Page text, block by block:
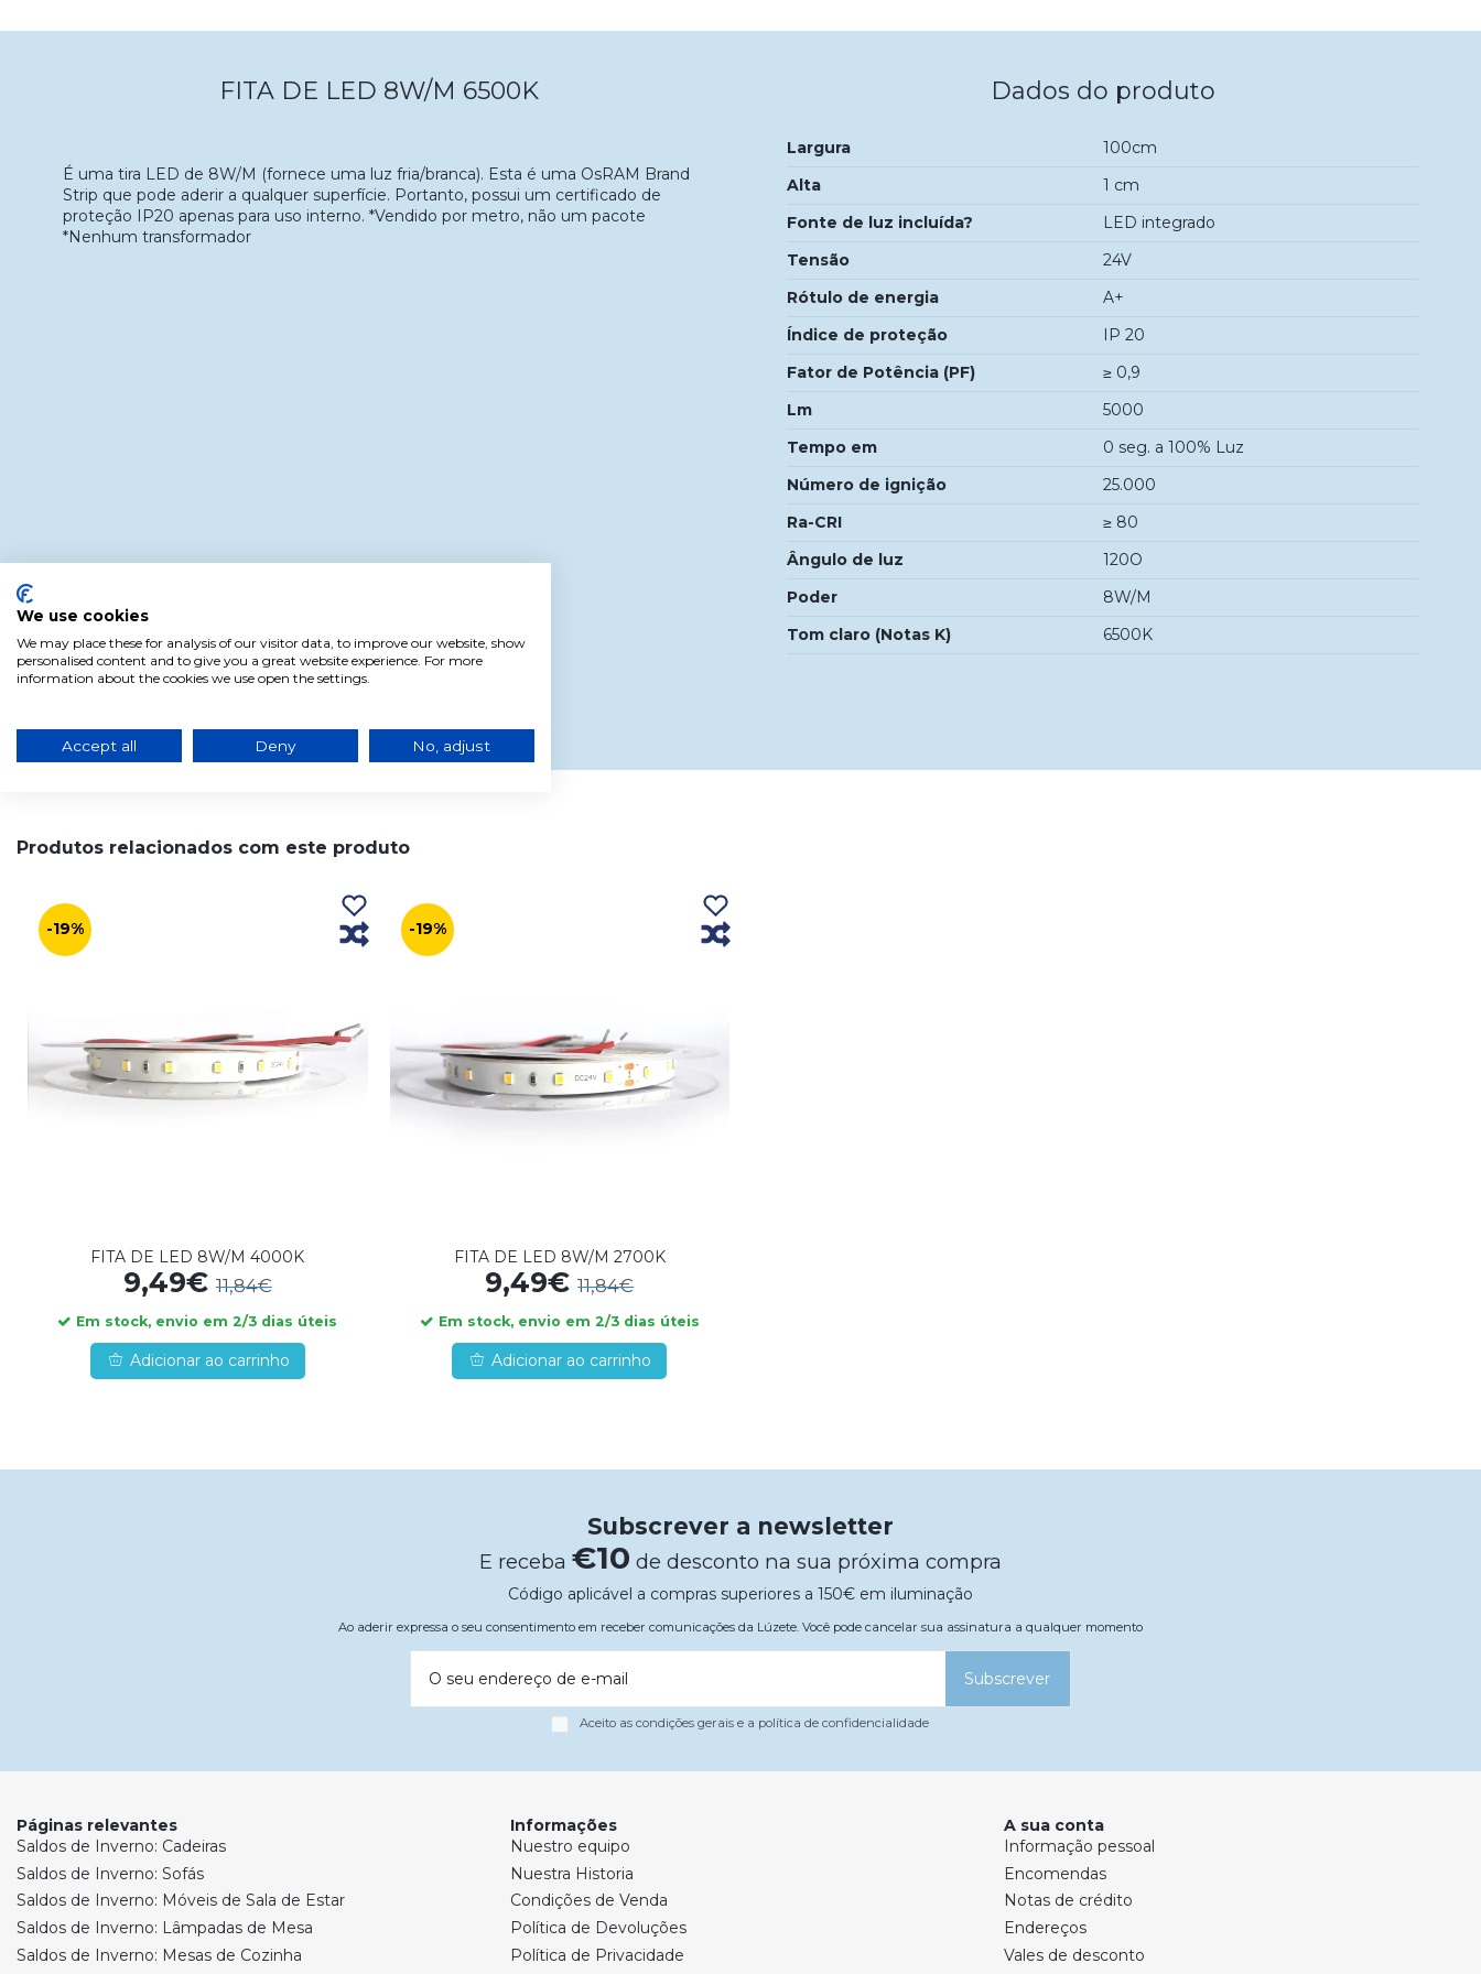
FITA DE LED 8W/M 6500K
É uma tira LED de 8W/M (fornece uma luz fria/branca). Esta é uma OsRAM Brand
Strip que pode aderir a qualquer superfície. Portanto, possui um certificado de
proteção IP20 apenas para uso interno. *Vendido por metro, não um pacote
*Nenhum transformador
Dados do produto
Largura
100cm
Alta
1 cm
Fonte de luz incluída?
LED integrado
Tensão
24V
Rótulo de energia
A+
Índice de proteção
IP 20
Fator de Potência (PF)
≥ 0,9
Lm
5000
Tempo em
0 seg. a 100% Luz
Número de ignição
25.000
Ra-CRI
≥ 80
Ângulo de luz
120O
Poder
8W/M
Tom claro (Notas K)
6500K
Produtos relacionados com este produto
-19%
FITA DE LED 8W/M 4000K
9,49€11,84€
Em stock, envio em 2/3 dias úteis
Adicionar ao carrinho
-19%
FITA DE LED 8W/M 2700K
9,49€11,84€
Em stock, envio em 2/3 dias úteis
Adicionar ao carrinho
Subscrever a newsletter
E receba €10 de desconto na sua próxima compra
Código aplicável a compras superiores a 150€ em iluminação
Ao aderir expressa o seu consentimento em receber comunicações da Lúzete. Você pode cancelar sua assinatura a qualquer momento
O seu endereço de e-mail Subscrever
Aceito as condições gerais e a política de confidencialidade
Páginas relevantes
Saldos de Inverno: Cadeiras
Saldos de Inverno: Sofás
Saldos de Inverno: Móveis de Sala de Estar
Saldos de Inverno: Lâmpadas de Mesa
Saldos de Inverno: Mesas de Cozinha
Informações
Nuestro equipo
Nuestra Historia
Condições de Venda
Política de Devoluções
Política de Privacidade
A sua conta
Informação pessoal
Encomendas
Notas de crédito
Endereços
Vales de desconto
We use cookies
We may place these for analysis of our visitor data, to improve our website, show
personalised content and to give you a great website experience. For more
information about the cookies we use open the settings.
Accept all Deny No, adjust